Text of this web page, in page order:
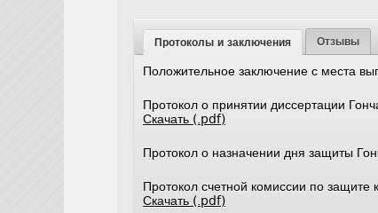
Протоколы и заключения Отзывы
Положительное заключение с места
Протокол о принятии диссертации
Скачать (.pdf)
Протокол о назначении дня защиты
Протокол счетной комиссии по
Скачать (.pdf)